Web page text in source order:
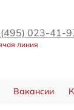
023-41-
линия
Вакансии